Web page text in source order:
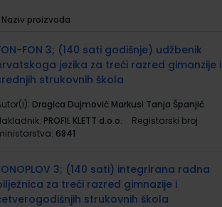
Naziv proizvoda
FON 3; (140 sati godišnje) udžbenik
jezika za treći razred gimanzije i
strukovnih škola
Dragica Dujmović Markusi Tanja Španjić
PROFIL KLETT d.o.o.
Registarski broj
6841
3; (140 sati) integrirana radna
za treći razred gimnazije i
strukovnih škola